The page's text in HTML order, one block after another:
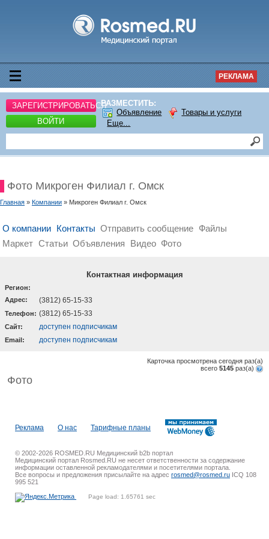
РЕКЛАМА
ЗАРЕГИСТРИРОВАТЬСЯ
ВОЙТИ
РАЗМЕСТИТЬ:
Объявление
Товары и услуги
Еще...
Фото Микроген Филиал г. Омск
Главная » Компании » Микроген Филиал г. Омск
О компании Контакты Отправить сообщение Файлы
Маркет Статьи Объявления Видео Фото
Контактная информация
Регион:
Адрес:
(3812) 65-15-33
Телефон: (3812) 65-15-33
Cайт: доступен подписчикам
Email: доступен подписчикам
Карточка просмотрена сегодня раз(a)
всего 5145 раз(a)
Фото
Реклама О нас Тарифные планы
© 2002-2026 ROSMED.RU Медицинский b2b портал
Медицинский портал Rosmed.RU не несет ответственности за содержание
информации оставленной рекламодателями и посетителями портала.
Все вопросы и предложения присылайте на адрес rosmed@rosmed.ru ICQ 108
995 521
Page load: 1.65761 sec